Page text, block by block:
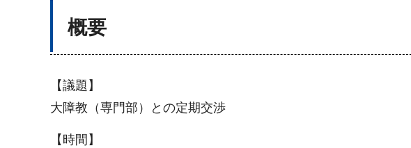
概要
【議題】
大障教（専門部）との定期交渉
【時間】